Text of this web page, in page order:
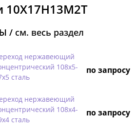
10Х17Н13М2Т
/ см. весь раздел
нержавеющий
108х5-
сталь
по запросу
нержавеющий
108х4-
сталь
по запросу